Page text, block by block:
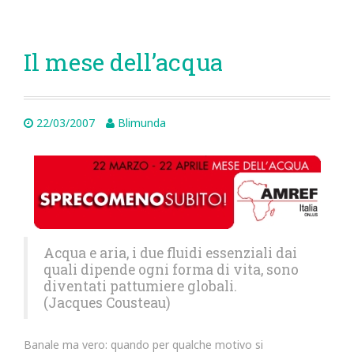
Il mese dell’acqua
22/03/2007 Blimunda
Acqua e aria, i due fluidi essenziali dai
quali dipende ogni forma di vita, sono
diventati pattumiere globali.
(Jacques Cousteau)
Banale ma vero: quando per qualche motivo si